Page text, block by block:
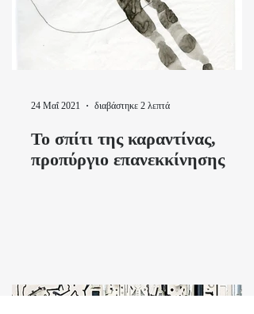
Το σπίτι της καραντίνας,
προπύργιο επανεκκίνησης
24 Μαΐ 2021 διαβάστηκε 2 λεπτά